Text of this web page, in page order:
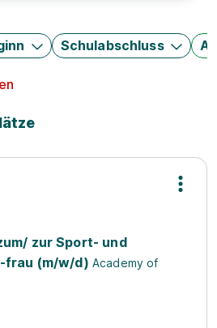
Schulabschluss
zur Sport- und
frau (m/w/d) Academy of